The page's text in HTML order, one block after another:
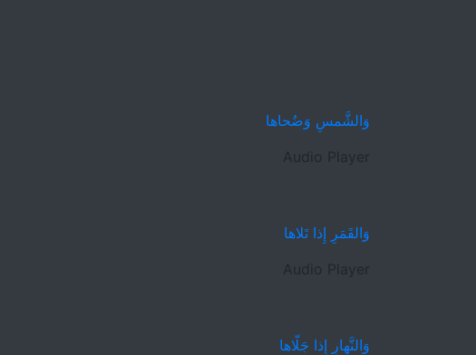
وَالشَّمسِ وَضُحاها
Audio Player
وَالقَمَرِ إِذا تَلاها
Audio Player
وَالنَّهارِ إِذا جَلّاها